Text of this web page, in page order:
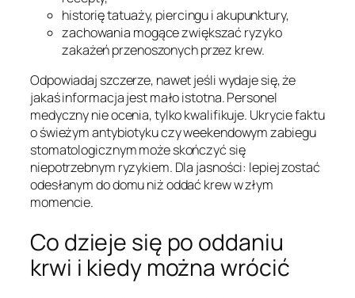
historię tatuaży, piercingu i akupunktury,
zachowania mogące zwiększać ryzyko
zakażeń przenoszonych przez krew.
Odpowiadaj szczerze, nawet jeśli wydaje się, że
jakaś informacja jest mało istotna. Personel
medyczny nie ocenia, tylko kwalifikuje. Ukrycie faktu
o świeżym antybiotyku czy weekendowym zabiegu
stomatologicznym może skończyć się
niepotrzebnym ryzykiem. Dla jasności: lepiej zostać
odesłanym do domu niż oddać krew w złym
momencie.
Co dzieje się po oddaniu
krwi i kiedy można wrócić